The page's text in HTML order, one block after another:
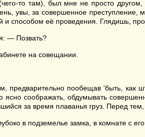
то там), был мне не просто
увы, за совершенное
способом её проведения. Глядишь,
— Позвать?
на совещании.
предварительно пообещав 'быть,
соображать, обдумывать
за время плаванья груз. Перед тем,
в подземелье замка, в комнате с